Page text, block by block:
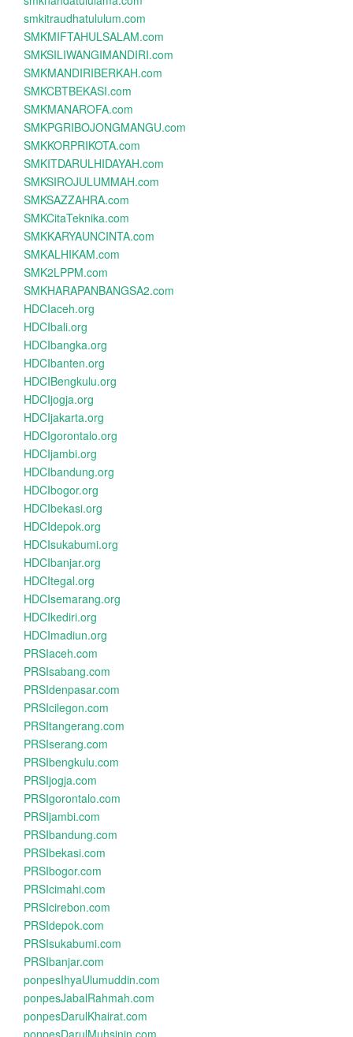
smkitraudhatululum.com
SMKMIFTAHULSALAM.com
SMKSILIWANGIMANDIRI.com
SMKMANDIRIBERKAH.com
SMKCBTBEKASI.com
SMKMANAROFA.com
SMKPGRIBOJONGMANGU.com
SMKKORPRIKOTA.com
SMKITDARULHIDAYAH.com
SMKSIROJULUMMAH.com
SMKSAZZAHRA.com
SMKCitaTeknika.com
SMKKARYAUNCINTA.com
SMKALHIKAM.com
SMK2LPPM.com
SMKHARAPANBANGSA2.com
HDCIaceh.org
HDCIbali.org
HDCIbangka.org
HDCIbanten.org
HDCIBengkulu.org
HDCIjogja.org
HDCIjakarta.org
HDCIgorontalo.org
HDCIjambi.org
HDCIbandung.org
HDCIbogor.org
HDCIbekasi.org
HDCIdepok.org
HDCIsukabumi.org
HDCIbanjar.org
HDCItegal.org
HDCIsemarang.org
HDCIkediri.org
HDCImadiun.org
PRSIaceh.com
PRSIsabang.com
PRSIdenpasar.com
PRSIcilegon.com
PRSItangerang.com
PRSIserang.com
PRSIbengkulu.com
PRSIjogja.com
PRSIgorontalo.com
PRSIjambi.com
PRSIbandung.com
PRSIbekasi.com
PRSIbogor.com
PRSIcimahi.com
PRSIcirebon.com
PRSIdepok.com
PRSIsukabumi.com
PRSIbanjar.com
ponpesIhyaUlumuddin.com
ponpesJabalRahmah.com
ponpesDarulKhairat.com
ponpesDarulMuhsinin.com